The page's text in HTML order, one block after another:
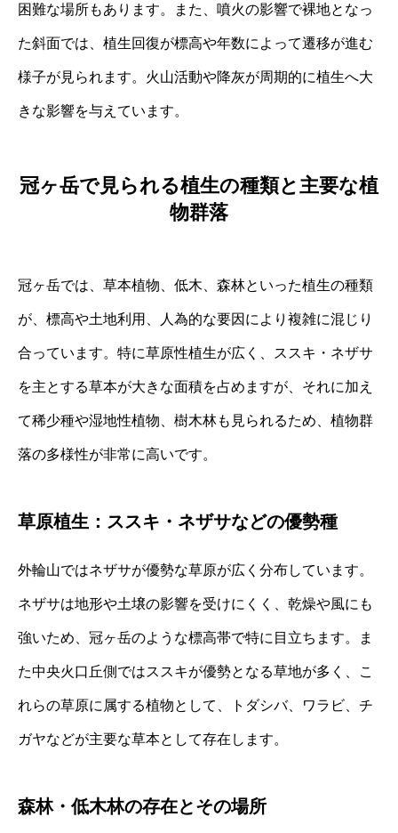
困難な場所もあります。また、噴火の影響で裸地となっ
た斜面では、植生回復が標高や年数によって遷移が進む
様子が見られます。火山活動や降灰が周期的に植生へ大
きな影響を与えています。
冠ヶ岳で見られる植生の種類と主要な植
物群落
冠ヶ岳では、草本植物、低木、森林といった植生の種類
が、標高や土地利用、人為的な要因により複雑に混じり
合っています。特に草原性植生が広く、ススキ・ネザサ
を主とする草本が大きな面積を占めますが、それに加え
て稀少種や湿地性植物、樹木林も見られるため、植物群
落の多様性が非常に高いです。
草原植生：ススキ・ネザサなどの優勢種
外輪山ではネザサが優勢な草原が広く分布しています。
ネザサは地形や土壌の影響を受けにくく、乾燥や風にも
強いため、冠ヶ岳のような標高帯で特に目立ちます。ま
た中央火口丘側ではススキが優勢となる草地が多く、こ
れらの草原に属する植物として、トダシバ、ワラビ、チ
ガヤなどが主要な草本として存在します。
森林・低木林の存在とその場所